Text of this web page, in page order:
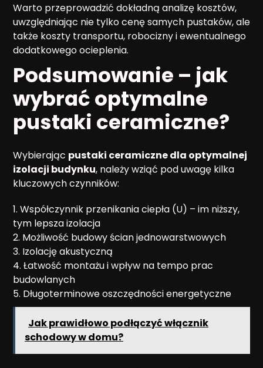
Warto przeprowadzić dokładną analizę kosztów,
uwzględniając nie tylko cenę samych pustaków, ale
także koszty transportu, robocizny i ewentualnego
dodatkowego ocieplenia.
Podsumowanie – jak
wybrać optymalne
pustaki ceramiczne?
Wybierając pustaki ceramiczne dla optymalnej
izolacji budynku, należy wziąć pod uwagę kilka
kluczowych czynników:
1. Współczynnik przenikania ciepła (U) – im niższy,
tym lepsza izolacja
2. Możliwość budowy ścian jednowarstwowych
3. Izolację akustyczną
4. Łatwość montażu i wpływ na tempo prac
budowlanych
5. Długoterminowe oszczędności energetyczne
Jak prawidłowo podłączyć włącznik
schodowy w domu?